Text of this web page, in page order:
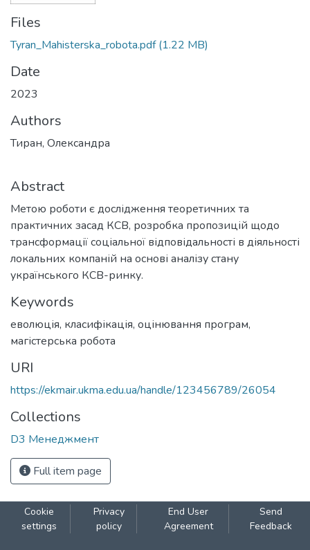
Files
Tyran_Mahisterska_robota.pdf(1.22 MB)
Date
2023
Authors
Тиран, Олександра
Abstract
Метою роботи є дослідження теоретичних та
практичних засад КСВ, розробка пропозицій щодо
трансформації соціальної відповідальності в діяльності
локальних компаній на основі аналізу стану
українського КСВ-ринку.
Keywords
еволюція, класифікація, оцінювання програм,
магістерська робота
URI
https://ekmair.ukma.edu.ua/handle/123456789/26054
Collections
D3 Менеджмент
Full item page
Cookie
settings
Privacy
policy
End User
Agreement
Send
Feedback